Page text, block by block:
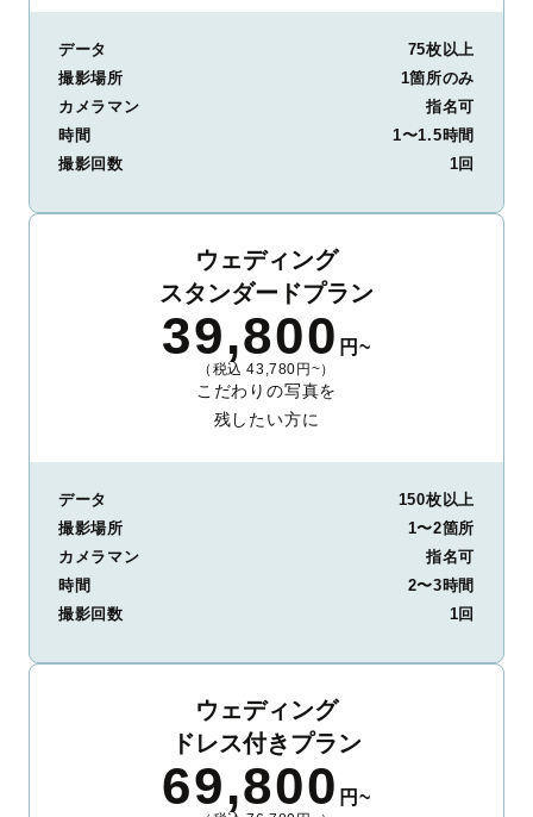
データ
75枚以上
撮影場所
1箇所のみ
カメラマン
指名可
時間
1〜1.5時間
撮影回数
1回
ウェディング
スタンダードプラン
39,800 円~
（税込 43,780円~）
こだわりの写真を
残したい方に
データ
150枚以上
撮影場所
1〜2箇所
カメラマン
指名可
時間
2〜3時間
撮影回数
1回
ウェディング
ドレス付きプラン
69,800 円~